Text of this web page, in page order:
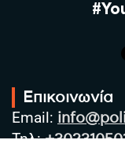
Επικοινωνία
Email:
Τηλ: